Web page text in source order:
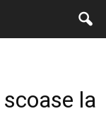
la